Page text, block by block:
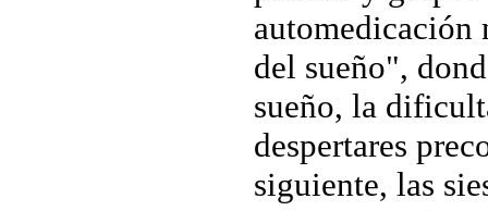
automedicación
del sueño",
sueño, la
despertares
siguiente, las